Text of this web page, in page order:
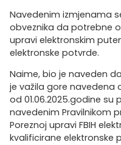
Navedenim izmjenama
obveznika da potrebne
upravi elektronskim
elektronske potvrde.
Naime, bio je naveden
je važila gore navedena
od 01.06.2025.godine su
navedenim Pravilnikom
Poreznoj upravi FBIH
kvalificirane elektronske